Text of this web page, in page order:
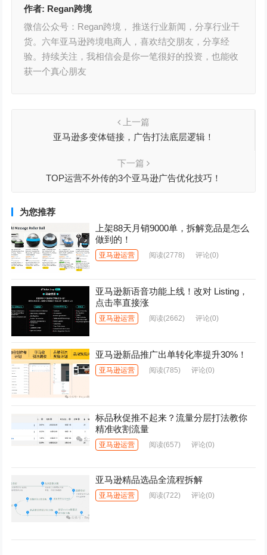
作者: Regan跨境
微信公众号：Regan跨境， 推送行业新闻，分享行业干
货。六年亚马逊跨境电商人，喜欢结交朋友，分享经
验。持续关注，我相信会是你一笔很好的投资，也能收
获一个真心朋友
上一篇
亚马逊多变体链接，广告打法底层逻辑！
下一篇
TOP运营不外传的3个亚马逊广告优化技巧！
为您推荐
上架88天月销9000单，拆解竞品是怎么
做到的！
亚马逊运营 阅读(2778) 评论(0)
亚马逊新语音功能上线！改对 Listing，
点击率直接涨
亚马逊运营 阅读(2662) 评论(0)
亚马逊新品推广出单转化率提升30%！
亚马逊运营 阅读(785) 评论(0)
标品秋促推不起来？流量分层打法教你
精准收割流量
亚马逊运营 阅读(657) 评论(0)
亚马逊精品选品全流程拆解
亚马逊运营 阅读(722) 评论(0)